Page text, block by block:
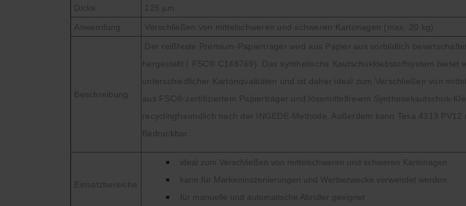
Dicke
125 µm
Anwendung
Verschließen von mittelschweren und schweren Kartonagen (max. 20 kg).
Beschreibung
Der reißfeste Premium-Papierträger wird aus Papier aus vorbildlich
hergestellt ( FSC ®
C148769). Das synthetische Kautschukklebstoffsystem
unterschiedlicher Kartonqualitäten und ist daher ideal zum Verschließen von
aus FSC ® -zertifiziertem Papierträger und lösemittelfreiem Synthesekautschuk-
recyclingfreundlich nach der INGEDE-Methode. Außerdem kann Tesa 4313
Bedruckbar.
Einsatzbereiche
ideal zum Verschließen von mittelschweren und schweren Kartonagen
kann für Markeninszenierungen und Werbezwecke verwendet werden
für manuelle und automatische Abroller geeignet